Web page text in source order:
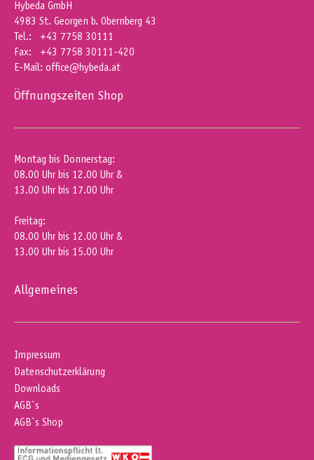
Hybeda GmbH
4983 St. Georgen b. Obernberg 43
Tel.: +43 7758 30111
Fax: +43 7758 30111-420
E-Mail: office@hybeda.at
Öffnungszeiten Shop
Montag bis Donnerstag:
08.00 Uhr bis 12.00 Uhr &
13.00 Uhr bis 17.00 Uhr
Freitag:
08.00 Uhr bis 12.00 Uhr &
13.00 Uhr bis 15.00 Uhr
Allgemeines
Impressum
Datenschutzerklärung
Downloads
AGB`s
AGB`s Shop